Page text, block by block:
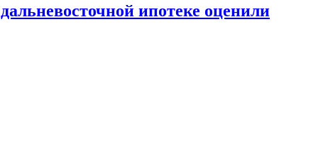
ипотеке оценили